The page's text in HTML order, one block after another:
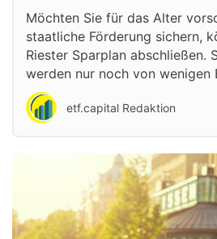
Möchten Sie für das Alter
staatliche Förderung sichern,
Riester Sparplan abschließen.
werden nur noch von wenigen
etf.capital Redaktion